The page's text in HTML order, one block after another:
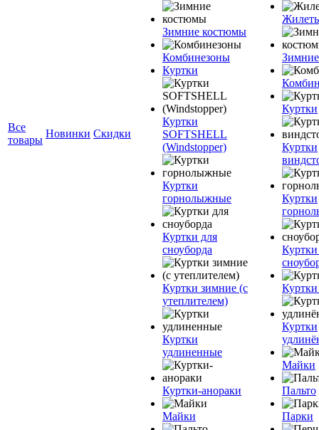
Все
товары
Новинки Скидки
Зимние костюмы
Комбинезоны
Куртки
Куртки
SOFTSHELL
(Windstopper)
Куртки
горнолыжные
Куртки для
сноуборда
Куртки зимние (с
утеплителем)
Куртки
удлиненные
Куртки-анораки
Майки
Куртки
Куртки
Куртки
Куртки
Куртки
Майки
Пальто
Парки